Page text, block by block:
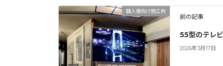
個人様向け施工例
前の記事
55型のテレ
2026年3月17日